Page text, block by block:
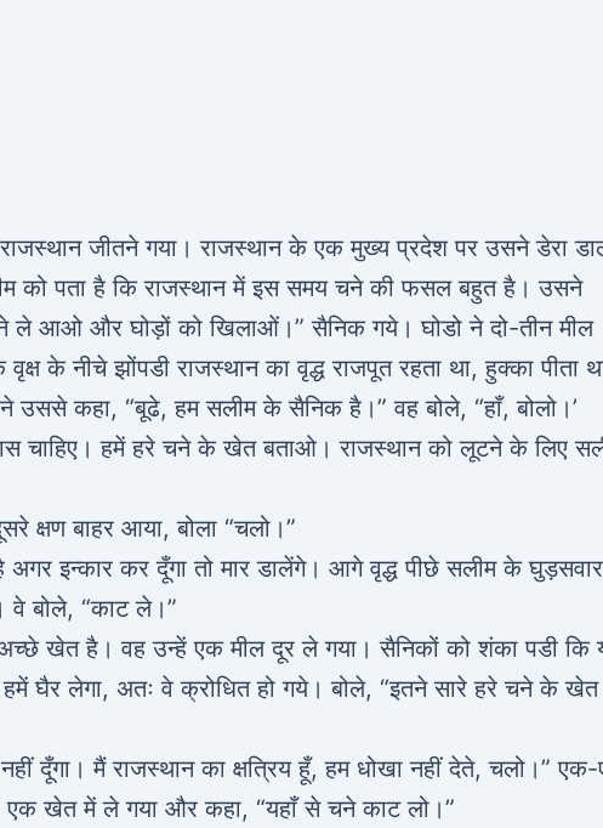
जीतने गया। राजस्थान के एक मुख्य प्रदेश पर उसने डेरा
को पता है कि राजस्थान में इस समय चने की फसल बहुत है। उसने
आओ और घोड़ों को खिलाओं।” सैनिक गये। घोडो ने दो-तीन मील
के नीचे झोंपडी राजस्थान का वृद्ध राजपूत रहता था, हुक्का पीता
उससे कहा, “बूढे, हम सलीम के सैनिक है।” वह बोले, “हाँ, बोलो।’
चाहिए। हमें हरे चने के खेत बताओ। राजस्थान को लूटने के लिए
क्षण बाहर आया, बोला “चलो।”
इन्कार कर दूँगा तो मार डालेंगे। आगे वृद्ध पीछे सलीम के
बोले, “काट ले।”
खेत है। वह उन्हें एक मील दूर ले गया। सैनिकों को शंका पडी कि
हमें घैर लेगा, अतः वे क्रोधित हो गये। बोले, “इतने सारे हरे चने के
दूँगा। मैं राजस्थान का क्षत्रिय हूँ, हम धोखा नहीं देते, चलो।”
एक खेत में ले गया और कहा, “यहाँ से चने काट लो।”